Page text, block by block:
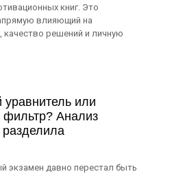
книг. Это
влияющий на
решений и личную
или
фильтр? Анализ
экзамен давно перестал быть